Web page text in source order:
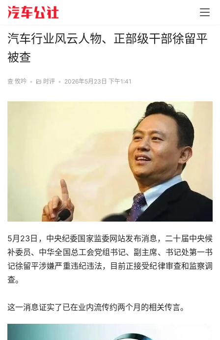
汽车行业风云人物、正部级干部徐留平
被查
查 攸吟 • 时评 • 2026年5月23日 下午1:41
5月23日，中央纪委国家监委网站发布消息，二十届中央候
补委员、中华全国总工会党组书记、副主席、书记处第一书
记徐留平涉嫌严重违纪违法，目前正接受纪律审查和监察调
查。
这一消息证实了已在业内流传约两个月的相关传言。